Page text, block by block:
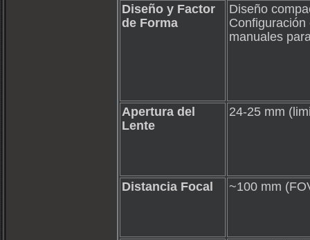
Diseño y Factor
de Forma
Diseño
manuales
Apertura del
Lente
24-25 mm
Distancia Focal ~100 mm